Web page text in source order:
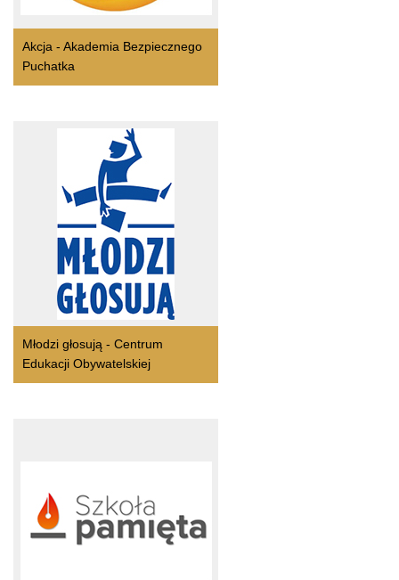
Akcja - Akademia Bezpiecznego
Puchatka
Młodzi głosują - Centrum
Edukacji Obywatelskiej